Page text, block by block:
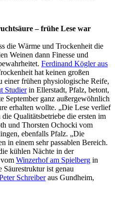
– frühe Lese war
die Wärme und Trockenheit die
Weinen dann Finesse und
Ferdinand Kögler aus
hat keinen großen
einer frühen physiologische Reife,
Studierin Ellerstadt, Pfalz, betont,
September ganz außergewöhnlich
erhalten wollte. „Die Lese verlief
Qualitätsbetriebe die ersten im
und Thorsten Ochocki vom
ebenfalls Pfalz. „Die
in einem sehr passablen Bereich.
kühlen Nächte in der
Winzerhof am Spielberg in
Säurestruktur ist genau
Schreiberaus Gundheim,